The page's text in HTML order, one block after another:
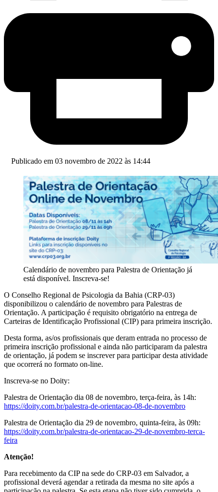
Publicado em 03 novembro de 2022 às 14:44
Calendário de novembro para Palestra de Orientação já
está disponível. Inscreva-se!
O Conselho Regional de Psicologia da Bahia (CRP-03)
disponibilizou o calendário de novembro para Palestras de
Orientação. A participação é requisito obrigatório na entrega de
Carteiras de Identificação Profissional (CIP) para primeira inscrição.
Desta forma, as/os profissionais que deram entrada no processo de
primeira inscrição profissional e ainda não participaram da palestra
de orientação, já podem se inscrever para participar desta atividade
que ocorrerá no formato on-line.
Inscreva-se no Doity:
Palestra de Orientação dia 08 de novembro, terça-feira, às 14h:
https://doity.com.br/palestra-de-orientacao-08-de-novembro
Palestra de Orientação dia 29 de novembro, quinta-feira, às 09h:
https://doity.com.br/palestra-de-orientacao-29-de-novembro-terca-
feira
Atenção!
Para recebimento da CIP na sede do CRP-03 em Salvador, a
profissional deverá agendar a retirada da mesma no site após a